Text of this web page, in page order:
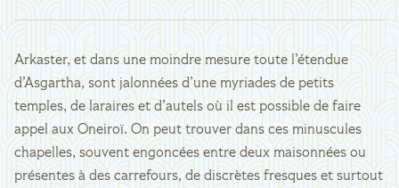
Arkaster, et dans une moindre mesure toute l’étendue
d’Asgartha, sont jalonnées d’une myriades de petits
temples, de laraires et d’autels où il est possible de faire
appel aux Oneiroï. On peut trouver dans ces minuscules
chapelles, souvent engoncées entre deux maisonnées ou
présentes à des carrefours, de discrètes fresques et surtout